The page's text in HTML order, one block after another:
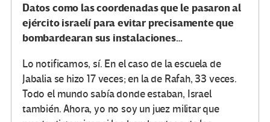
Datos como las coordenadas que le pasaron al
ejército israelí para evitar precisamente que
bombardearan sus instalaciones…
Lo notificamos, sí. En el caso de la escuela de
Jabalia se hizo 17 veces; en la de Rafah, 33 veces.
Todo el mundo sabía donde estaban, Israel
también. Ahora, yo no soy un juez militar que